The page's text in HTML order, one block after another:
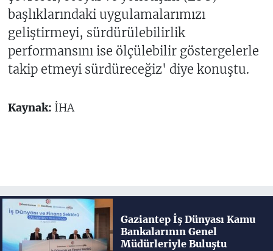
başlıklarındaki uygulamalarımızı
geliştirmeyi, sürdürülebilirlik
performansını ise ölçülebilir göstergelerle
takip etmeyi sürdüreceğiz' diye konuştu.
Kaynak: İHA
Gaziantep İş Dünyası Kamu
Bankalarının Genel
Müdürleriyle Buluştu